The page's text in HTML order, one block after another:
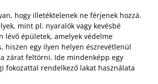
hogy illetéktelenek ne férjenek hozzá.
mint pl. nyaralók vagy kevésbé
lévő épületek, amelyek védelme
hiszen egy ilyen helyen észrevétlenül
zárat feltörni. Ide mindenképp egy
fokozattal rendelkező lakat használata